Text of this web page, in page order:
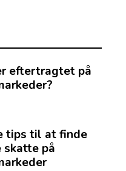
eftertragtet på
tips til at finde
på